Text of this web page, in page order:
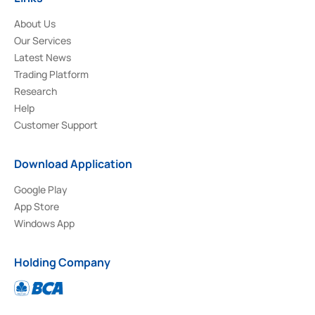
About Us
Our Services
Latest News
Trading Platform
Research
Help
Customer Support
Download Application
Google Play
App Store
Windows App
Holding Company